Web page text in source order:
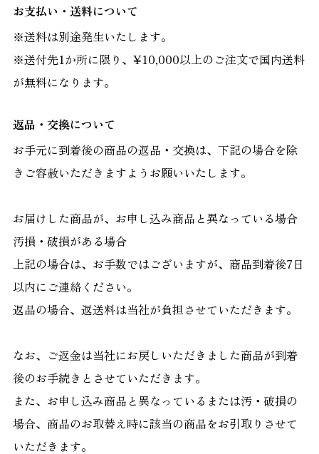
お支払い・送料について
※送料は別途発生いたします。
※送付先1か所に限り、¥10,000以上のご注文で国内送料
が無料になります。
返品・交換について
お手元に到着後の商品の返品・交換は、下記の場合を除
きご容赦いただきますようお願いいたします。
お届けした商品が、お申し込み商品と異なっている場合
汚損・破損がある場合
上記の場合は、お手数ではございますが、商品到着後7日
以内にご連絡ください。
返品の場合、返送料は当社が負担させていただきます。
なお、ご返金は当社にお戻しいただきました商品が到着
後のお手続きとさせていただきます。
また、お申し込み商品と異なっているまたは汚・破損の
場合、商品のお取替え時に該当の商品をお引取りさせて
いただきます。